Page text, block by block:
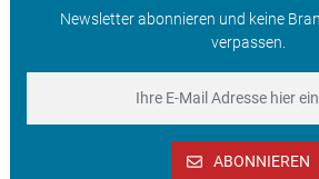
Newsletter abonnieren und keine
verpassen.
ABONNIEREN